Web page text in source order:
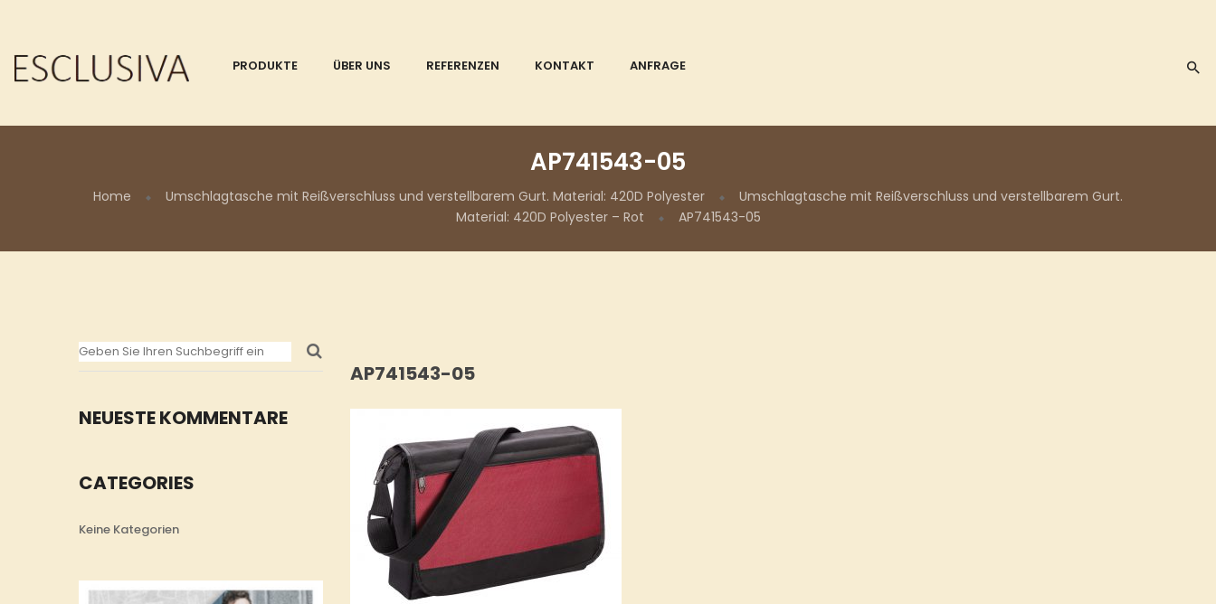
PRODUKTE ÜBER UNS REFERENZEN KONTAKT ANFRAGE
AP741543-05
Home Umschlagtasche mit Reißverschluss und verstellbarem Gurt. Material: 420D Polyester
Umschlagtasche mit Reißverschluss und verstellbarem Gurt.
Material: 420D Polyester – Rot
AP741543-05
NEUESTE KOMMENTARE
CATEGORIES
Keine Kategorien
AP741543-05